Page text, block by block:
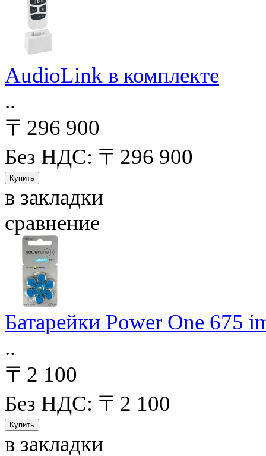
AudioLink в комплекте
..
〒296 900
Без НДС: 〒296 900
в закладки
сравнение
Батарейки Power One 675
..
〒2 100
Без НДС: 〒2 100
в закладки